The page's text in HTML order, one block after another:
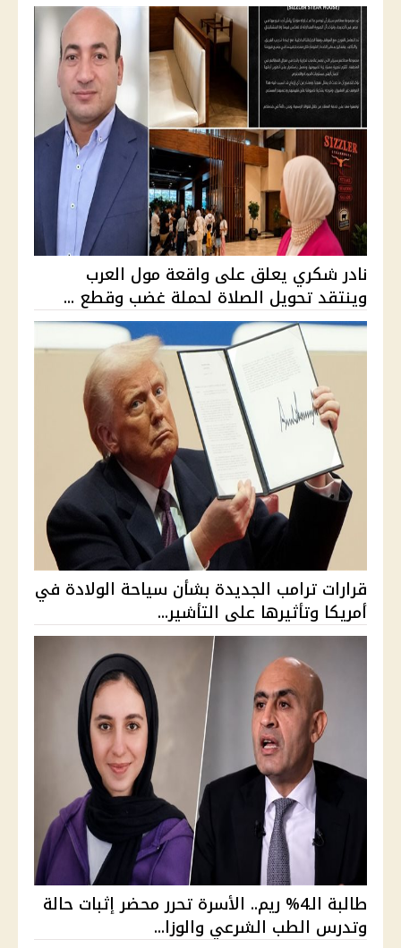
نادر شكري يعلق على واقعة مول العرب
وينتقد تحويل الصلاة لحملة غضب وقطع ...
قرارات ترامب الجديدة بشأن سياحة الولادة في
أمريكا وتأثيرها على التأشير...
طالبة الـ4% ريم.. الأسرة تحرر محضر إثبات حالة
وتدرس الطب الشرعي والوزا...